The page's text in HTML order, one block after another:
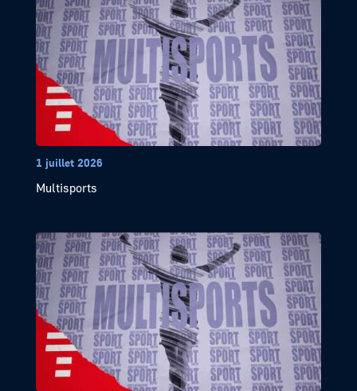
1 juillet 2026
Multisports